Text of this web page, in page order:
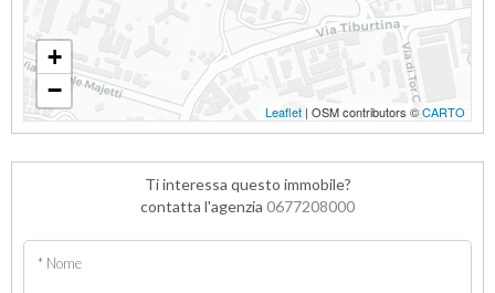
+
−
Leaflet | OSM contributors ©CARTO
Ti interessa questo immobile?
contatta l'agenzia 0677208000
* Nome